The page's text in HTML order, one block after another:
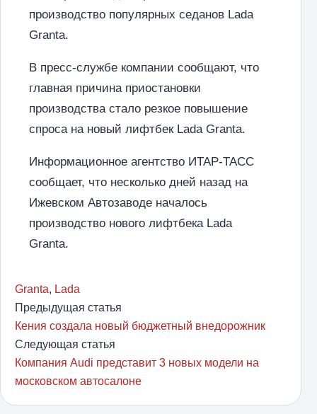
производство популярных седанов Lada
Granta.
В пресс-службе компании сообщают, что
главная причина приостановки
производства стало резкое повышение
спроса на новый лифтбек Lada Granta.
Информационное агентство ИТАР-ТАСС
сообщает, что несколько дней назад на
Ижевском Автозаводе началось
производство нового лифтбека Lada
Granta.
Granta, Lada
Предыдущая статья
Кения создала новый бюджетный внедорожник
Следующая статья
Компания Audi представит 3 новых модели на
московском автосалоне